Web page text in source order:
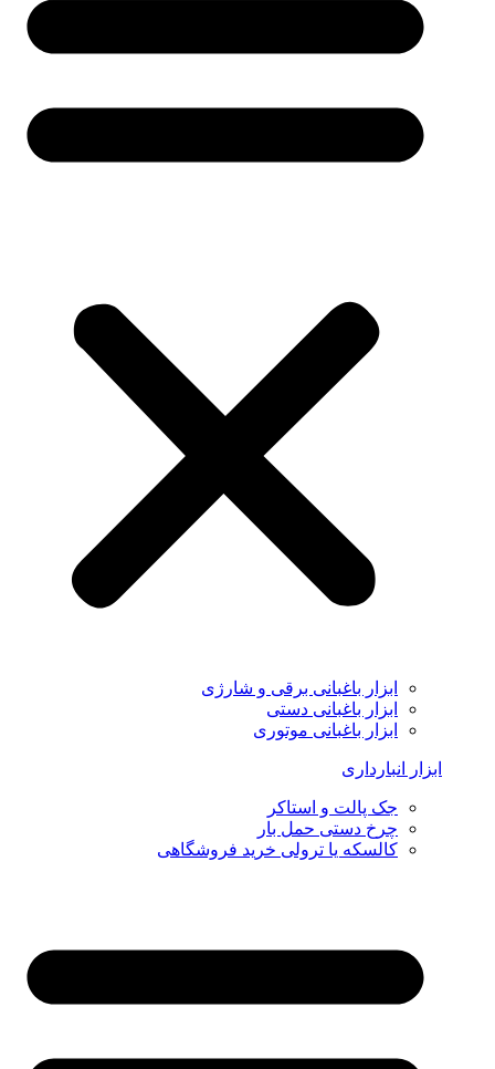
ابزار باغبانی برقی و شارژی
ابزار باغبانی دستی
ابزار باغبانی موتوری
ابزار انبارداری
جک پالت و استاکر
چرخ دستی حمل بار
کالسکه یا ترولی خرید فروشگاهی